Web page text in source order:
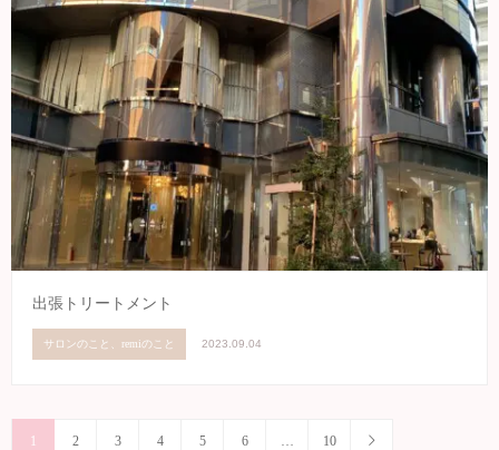
出張トリートメント
サロンのこと、remiのこと 2023.09.04
1 2 3 4 5 6 10